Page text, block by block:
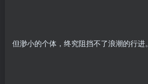
但渺小的个体，终究阻挡不了浪潮的行进。